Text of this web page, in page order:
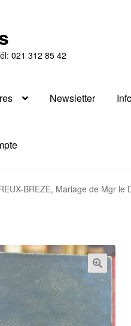
021 312 85 42
Newsletter
BREZE, Mariage de Mgr le